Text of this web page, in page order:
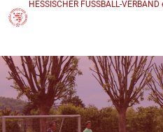
HESSISCHER FUSSBALL-VERBAND